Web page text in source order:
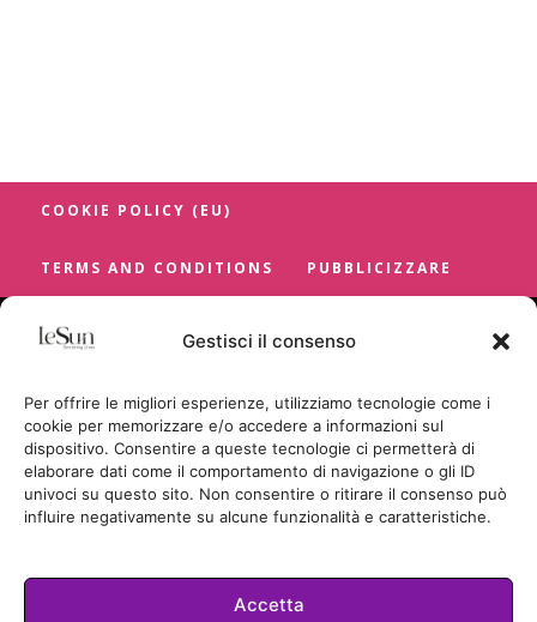
Gestisci il consenso
Per offrire le migliori esperienze, utilizziamo tecnologie come i
cookie per memorizzare e/o accedere a informazioni sul
dispositivo. Consentire a queste tecnologie ci permetterà di
elaborare dati come il comportamento di navigazione o gli ID
univoci su questo sito. Non consentire o ritirare il consenso può
influire negativamente su alcune funzionalità e caratteristiche.
Accetta
COOKIE POLICY (EU)
TERMS AND CONDITIONS PUBBLICIZZARE